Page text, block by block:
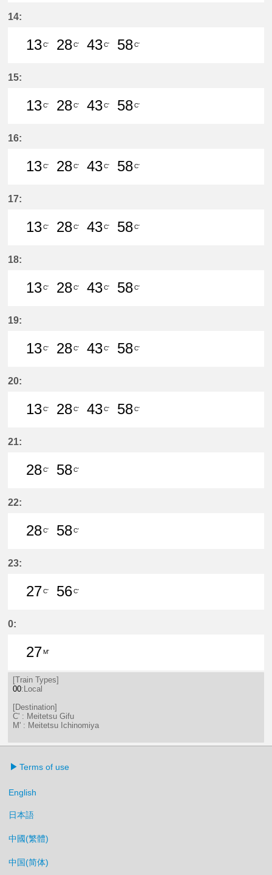
14:
13C'
28C'
43C'
58C'
15:
13C'
28C'
43C'
58C'
16:
13C'
28C'
43C'
58C'
17:
13C'
28C'
43C'
58C'
18:
13C'
28C'
43C'
58C'
19:
13C'
28C'
43C'
58C'
20:
13C'
28C'
43C'
58C'
21:
28C'
58C'
22:
28C'
58C'
23:
27C'
56C'
0:
27
27分はつ LocalMeitetsu
M'
[Train Types]
00:Local
[Destination]
C' : Meitetsu Gifu
M' : Meitetsu Ichinomiya
Terms of use
English
日本語
中國(繁體)
中国(简体)